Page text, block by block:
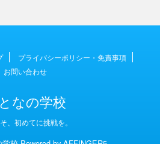
プライバシーポリシー・免責事項
お問い合わせ
なの学校
、初めてに挑戦を。